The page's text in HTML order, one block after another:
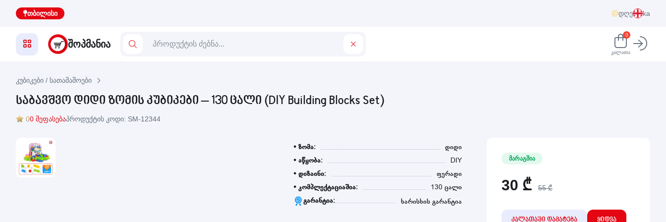
თბილისი დღე ka
ᲨᲝᲞᲛᲐᲜᲘᲐ
0
კალათა
კუბიკები / სათამაშოები
საბავშვო დიდი ზომის კუბიკები – 130 ცალი (DIY Building Blocks Set)
00 შეფასებაპროდუქტის კოდი: SM-12344
• ზომა:
დიდი
• აწყობა:
DIY
• დიზაინი:
ფერადი
• კომპლექტაციაშია:
130 ცალი
გარანტია:
ხარისხის გარანტია
მარაგშია
30 ₾ 55 ₾
კალათაში დამატება ყიდვა